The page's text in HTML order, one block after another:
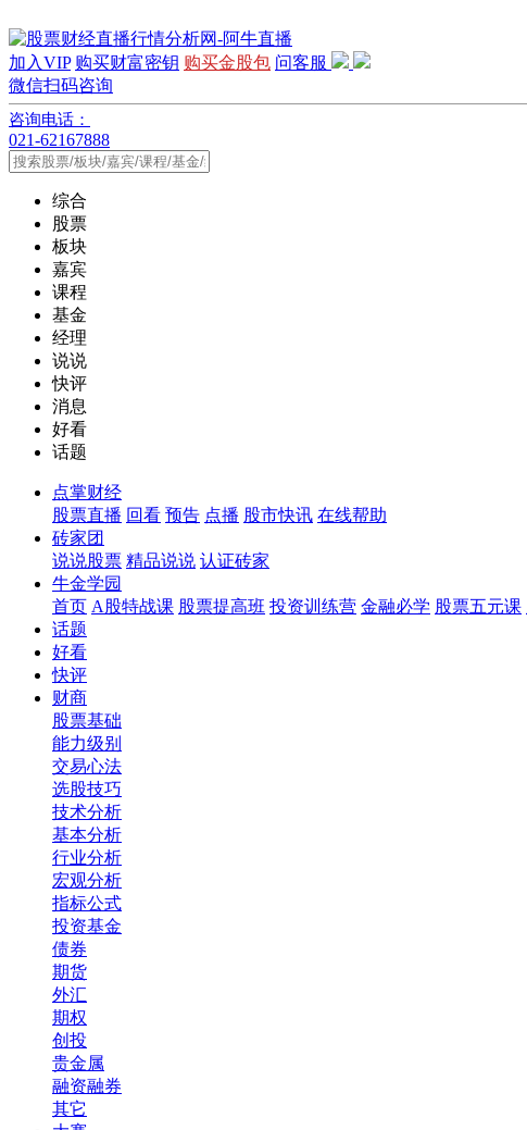
加入VIP 购买财富密钥 购买金股包 问客服
微信扫码咨询
咨询电话：
021-62167888
综合
股票
板块
嘉宾
课程
基金
经理
说说
快评
消息
好看
话题
点掌财经
股票直播 回看 预告 点播 股市快讯 在线帮助
砖家团
说说股票 精品说说 认证砖家
牛金学园
首页 A股特战课 股票提高班 投资训练营 金融必学 股票五元课
话题
好看
快评
财商
股票基础
能力级别
交易心法
选股技巧
技术分析
基本分析
行业分析
宏观分析
指标公式
投资基金
债券
期货
外汇
期权
创投
贵金属
融资融券
其它